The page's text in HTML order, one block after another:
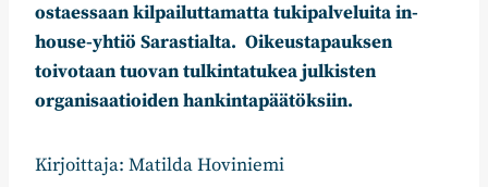
ostaessaan kilpailuttamatta tukipalveluita in-
house-yhtiö Sarastialta. Oikeustapauksen
toivotaan tuovan tulkintatukea julkisten
organisaatioiden hankintapäätöksiin.
Kirjoittaja: Matilda Hoviniemi